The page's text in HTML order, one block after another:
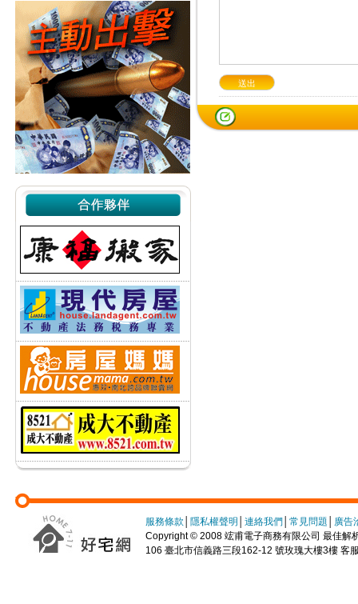
服務條款 隱私權聲明 連絡我們 常見問題
廣告
Copyright © 2008 竤甫電子商務有限公司 最佳解
106 臺北市信義路三段162-12 號玫瑰大樓3樓 客